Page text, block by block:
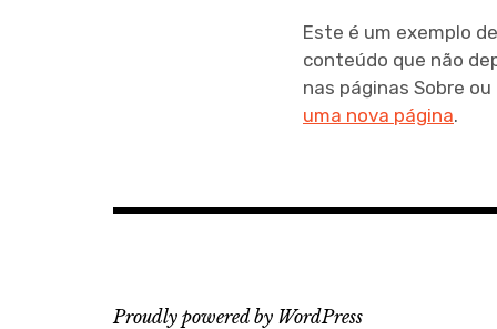
Este é um exemplo
conteúdo que não
nas páginas Sobre
uma nova página.
Proudly powered by WordPress